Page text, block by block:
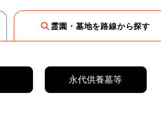
霊園・墓地を路線から探す
永代供養墓等